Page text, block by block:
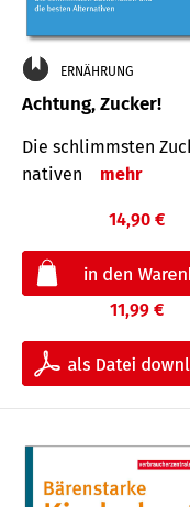
ERNÄHRUNG
Achtung, Zucker!
Die schlimmsten
nativen
mehr
14,90 €
11,99 €